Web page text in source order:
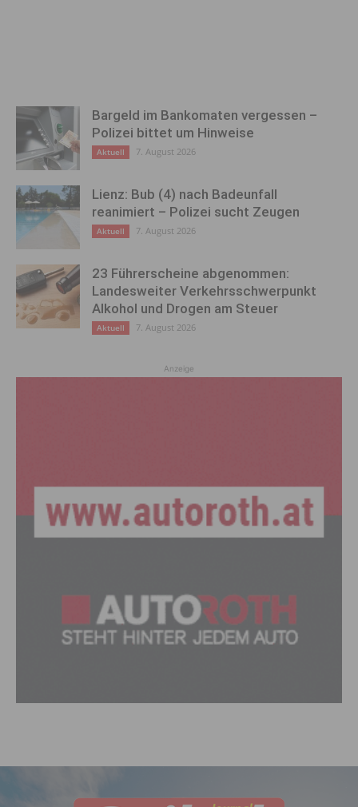
Bargeld im Bankomaten vergessen –
Polizei bittet um Hinweise
Aktuell 7. August 2026
Lienz: Bub (4) nach Badeunfall
reanimiert – Polizei sucht Zeugen
Aktuell 7. August 2026
23 Führerscheine abgenommen:
Landesweiter Verkehrsschwerpunkt
Alkohol und Drogen am Steuer
Aktuell 7. August 2026
Anzeige